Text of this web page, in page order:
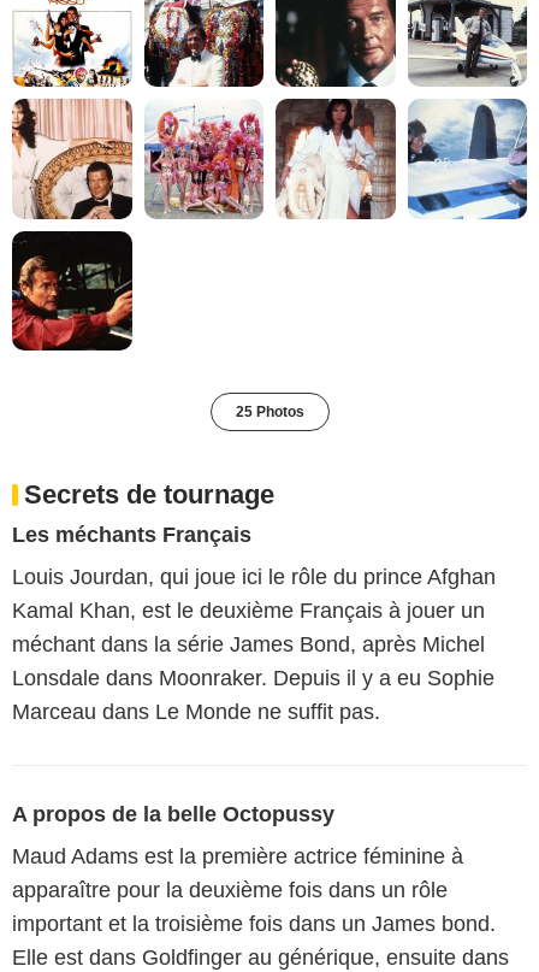
25 Photos
Secrets de tournage
Les méchants Français
Louis Jourdan, qui joue ici le rôle du prince Afghan
Kamal Khan, est le deuxième Français à jouer un
méchant dans la série James Bond, après Michel
Lonsdale dans Moonraker. Depuis il y a eu Sophie
Marceau dans Le Monde ne suffit pas.
A propos de la belle Octopussy
Maud Adams est la première actrice féminine à
apparaître pour la deuxième fois dans un rôle
important et la troisième fois dans un James bond.
Elle est dans Goldfinger au générique, ensuite dans